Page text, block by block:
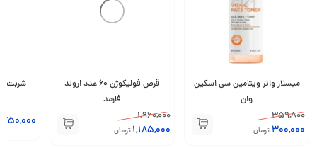
میسلار واتر ویتامین سی اسکین
وان
359,800
300,000 تومان
قرص فولیکوژن 60 عدد اروند
فارمد
1,960,000
1,185,000 تومان